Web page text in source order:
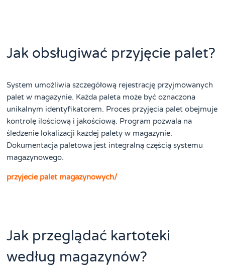
Jak obsługiwać przyjęcie palet?
System umożliwia szczegółową rejestrację przyjmowanych
palet w magazynie. Każda paleta może być oznaczona
unikalnym identyfikatorem. Proces przyjęcia palet obejmuje
kontrolę ilościową i jakościową. Program pozwala na
śledzenie lokalizacji każdej palety w magazynie.
Dokumentacja paletowa jest integralną częścią systemu
magazynowego.
przyjecie palet magazynowych/
Jak przeglądać kartoteki
według magazynów?